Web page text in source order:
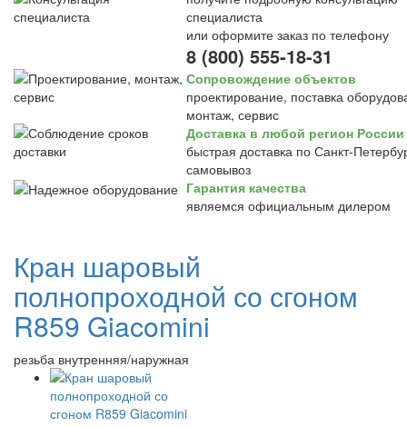
специалиста
или оформите заказ по телефону
8 (800) 555-18-31
Сопровождение объектов
проектирование, поставка
монтаж, сервис
Доставка в любой регион России
быстрая доставка по Санкт-
самовывоз
Гарантия качества
являемся официальным дилером
Кран шаровый
полнопроходной со сгоном
R859 Giacomini
резьба внутренняя/наружная